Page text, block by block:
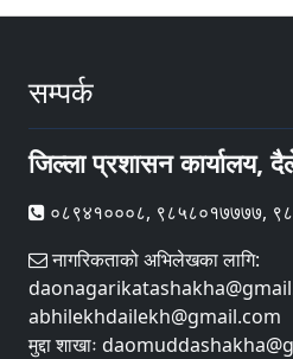
सम्पर्क
जिल्ला प्रशासन कार्यालय,
०८९४१०००८, ९८५८०१७७७७,
नागरिकताको अभिलेखका लागि:
abhilekhdailekh@gmail.com
मुद्दा शाखाः